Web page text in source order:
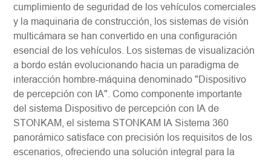
cumplimiento de seguridad de los vehículos comerciales
y la maquinaria de construcción, los sistemas de visión
multicámara se han convertido en una configuración
esencial de los vehículos. Los sistemas de visualización
a bordo están evolucionando hacia un paradigma de
interacción hombre-máquina denominado "Dispositivo
de percepción con IA". Como componente importante
del sistema Dispositivo de percepción con IA de
STONKAM, el sistema STONKAM IA Sistema 360
panorámico satisface con precisión los requisitos de los
escenarios, ofreciendo una solución integral para la